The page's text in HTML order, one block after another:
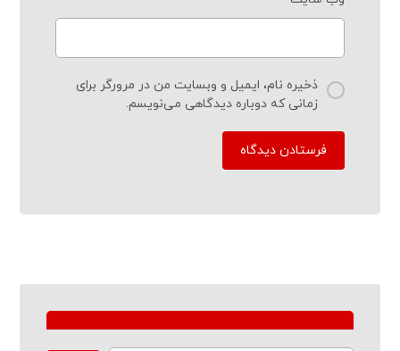
ذخیره نام، ایمیل و وبسایت من در مرورگر برای
زمانی که دوباره دیدگاهی می‌نویسم.